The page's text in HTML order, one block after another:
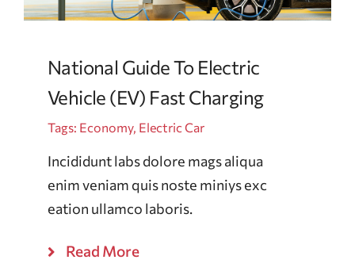
National Guide To Electric
Vehicle (EV) Fast Charging
Tags: Economy, Electric Car
Incididunt labs dolore mags aliqua
enim veniam quis noste miniys exc
eation ullamco laboris.
Read More